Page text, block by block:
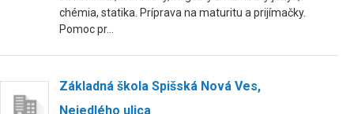
chémia, statika. Príprava na maturitu a prijímačky.
Pomoc pr...
Základná škola Spišská Nová Ves,
Nejedlého ulica